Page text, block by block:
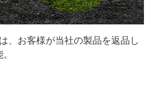
、お客様が当社の製品を返品し